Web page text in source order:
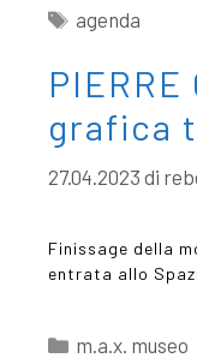
agenda
grafica
27.04.2023 di
Finissage della
entrata allo
m.a.x. museo